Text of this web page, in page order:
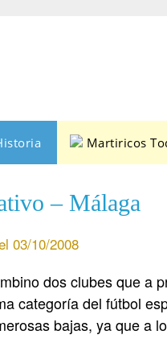
Martiricos
– Málaga
03/10/2008
dos clubes que a
categoría del fútbol
bajas, ya que a